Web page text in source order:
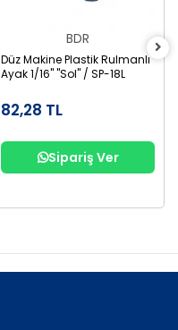
BDR
Düz Makine Plastik Rulmanlı
Ayak 1/16" "Sol" / SP-18L
82,28 TL
Sipariş Ver